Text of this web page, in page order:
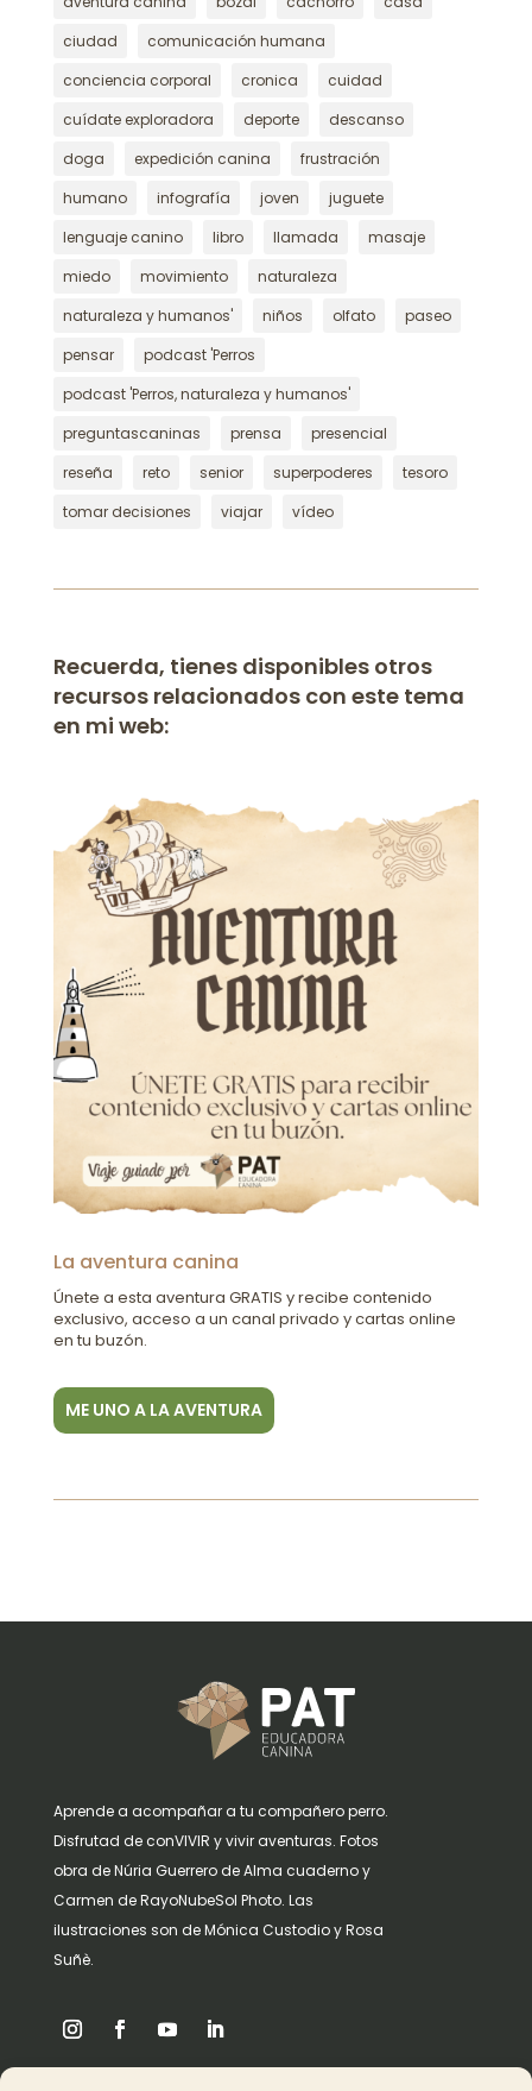
ciudad
comunicación humana
conciencia corporal
cronica
cuidad
cuídate exploradora
deporte
descanso
doga
expedición canina
frustración
humano
infografía joven
juguete
lenguaje canino
libro llamada
masaje
miedo
movimiento
naturaleza
naturaleza y humanos'
niños olfato
paseo
pensar
podcast 'Perros
podcast 'Perros, naturaleza y humanos'
preguntascaninas
prensa
presencial
reseña
reto senior superpoderes
tesoro
tomar decisiones
viajar vídeo
Recuerda, tienes disponibles otros
recursos relacionados con este tema
en mi web:
La aventura canina
Únete a esta aventura GRATIS y recibe contenido
exclusivo, acceso a un canal privado y cartas online
en tu buzón.
ME UNO A LA AVENTURA
Aprende a acompañar a tu compañero perro.
Disfrutad de conVIVIR y vivir aventuras. Fotos
obra de Núria Guerrero de Alma cuaderno y
Carmen de RayoNubeSol Photo. Las
ilustraciones son de Mónica Custodio y Rosa
Suñè.